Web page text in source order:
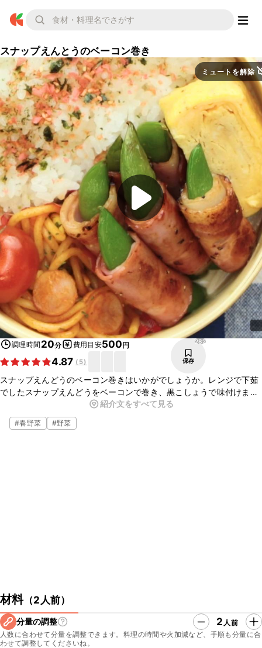
スナップえんとうのベーコン巻き
ミュートを解除
調理時間 20分 費用目安500円
4.87 ( 5)
282
保存
スナップえんどうのベーコン巻きはいかがでしょうか。レンジで下茹
でしたスナップえんどうをベーコンで巻き、黒こしょうで味付けまし
た。ベーコンの塩味、スナップえんどうの甘味を感じる一品です。ぜ
ひ、お試し下さい。
紹介文をすべて見る
#春野菜 #野菜
材料（2人前）
分量の調整 2 人前
人数に合わせて分量を調整できます。料理の時間や火加減など、手順も分量に合
わせて調整してくださいね。